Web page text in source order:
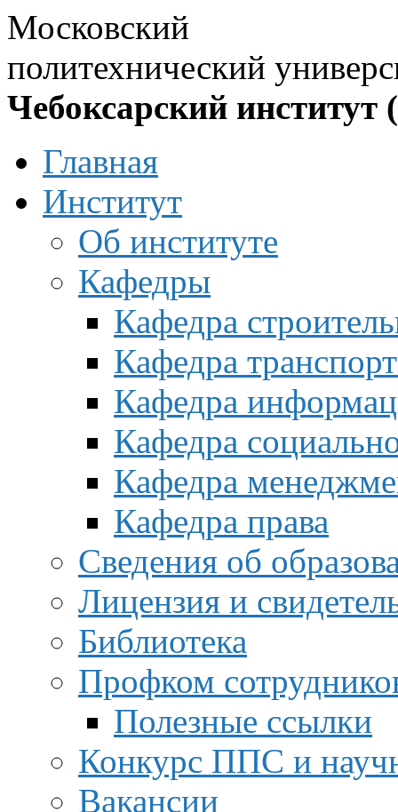
Московский
политехнический
Чебоксарский институт
Главная
Институт
Об институте
Кафедры
Кафедра
Кафедра
Кафедра
Кафедра
Кафедра
Кафедра права
Сведения об
Лицензия и
Библиотека
Профком
Полезные ссылки
Конкурс ППС и
Вакансии